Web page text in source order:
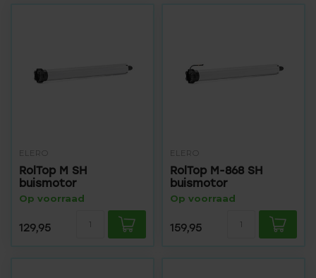
ELERO
RolTop M SH
buismotor
Op voorraad
129,95
ELERO
RolTop M-868 SH
buismotor
Op voorraad
159,95